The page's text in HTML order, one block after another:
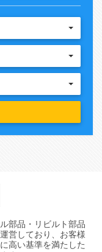
部品・リビルト部品
営しており、お客様
高い基準を満たした